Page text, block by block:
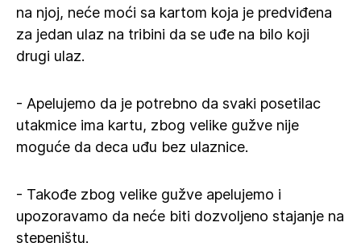
na njoj, neće moći sa kartom koja je predviđena
za jedan ulaz na tribini da se uđe na bilo koji
drugi ulaz.
- Apelujemo da je potrebno da svaki posetilac
utakmice ima kartu, zbog velike gužve nije
moguće da deca uđu bez ulaznice.
- Takođe zbog velike gužve apelujemo i
upozoravamo da neće biti dozvoljeno stajanje na
stepeništu.